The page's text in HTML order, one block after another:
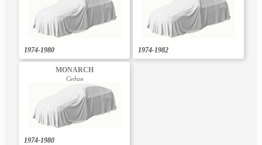
1974-1980 1974-1982
MONARCH
Седан
1974-1980